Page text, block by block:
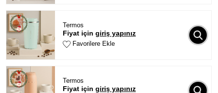
Termos
Fiyat için giriş yapınız
Favorilere Ekle
Termos
Fiyat için giriş yapınız